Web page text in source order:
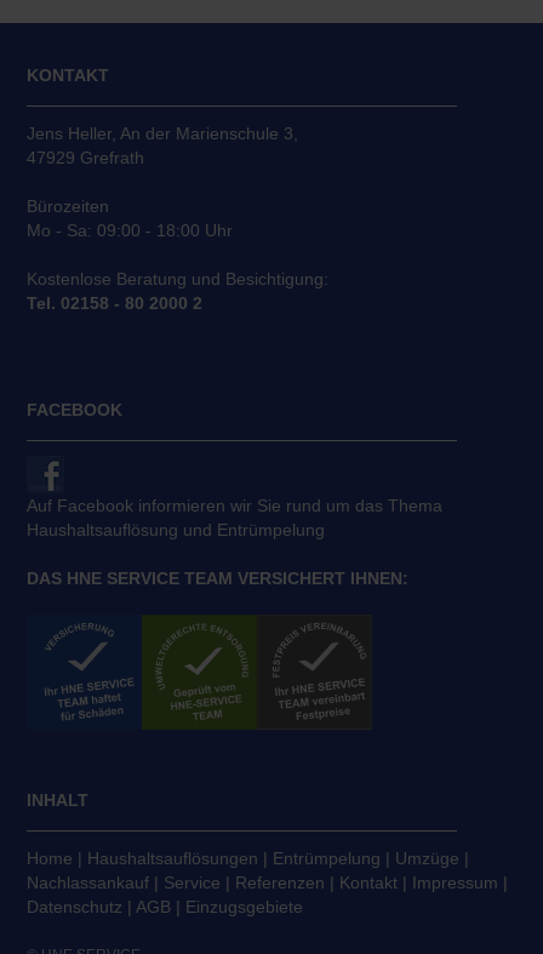
KONTAKT
Jens Heller, An der Marienschule 3,
47929 Grefrath
Bürozeiten
Mo - Sa: 09:00 - 18:00 Uhr
Kostenlose Beratung und Besichtigung:
Tel. 02158 - 80 2000 2
FACEBOOK
Auf Facebook informieren wir Sie rund um das Thema
Haushaltsauflösung und Entrümpelung
DAS HNE SERVICE TEAM VERSICHERT IHNEN:
INHALT
Home | Haushaltsauflösungen | Entrümpelung | Umzüge |
Nachlassankauf | Service | Referenzen | Kontakt | Impressum |
Datenschutz |AGB | Einzugsgebiete